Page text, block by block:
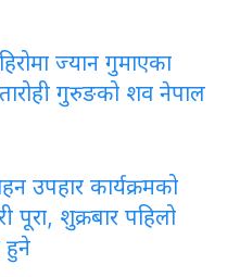
ज्यान गुमाएका
गुरुङको शव नेपाल
उपहार कार्यक्रमको
पूरा, शुक्रबार पहिलो
हुने